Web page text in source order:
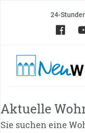
24-
Aktuelle
Sie suchen eine